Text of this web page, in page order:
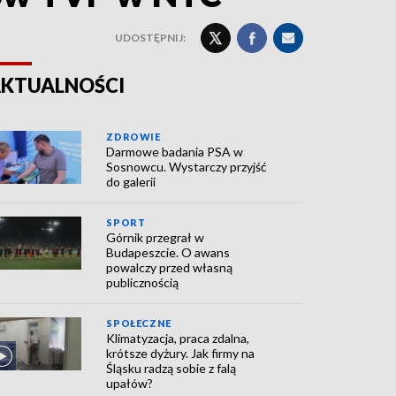
UDOSTĘPNIJ:
ZDROWIE
Darmowe badania PSA w
Sosnowcu. Wystarczy przyjść
do galerii
SPORT
Górnik przegrał w
Budapeszcie. O awans
powalczy przed własną
publicznością
SPOŁECZNE
Klimatyzacja, praca zdalna,
krótsze dyżury. Jak firmy na
Śląsku radzą sobie z falą
upałów?